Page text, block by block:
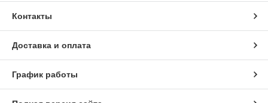
Контакты
Доставка и оплата
График работы